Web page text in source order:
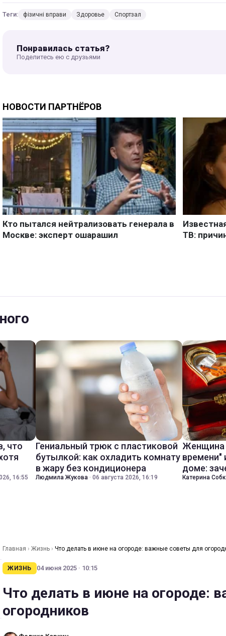
Теги: фізичні вправи Здоровье Спортзал
Понравилась статья?
Поделитесь ею с друзьями
что
16:55
Гениальный трюк с пластиковой
бутылкой: как охладить комнату
в жару без кондиционера
Людмила Жукова · 06 августа 2026, 16:19
Женщина
времени"
доме:
Катерина
Главная › Жизнь › Что делать в июне на огороде: важные советы для
ЖИЗНЬ 04 июня 2025 · 10:15
Что делать в июне на огороде:
огородников